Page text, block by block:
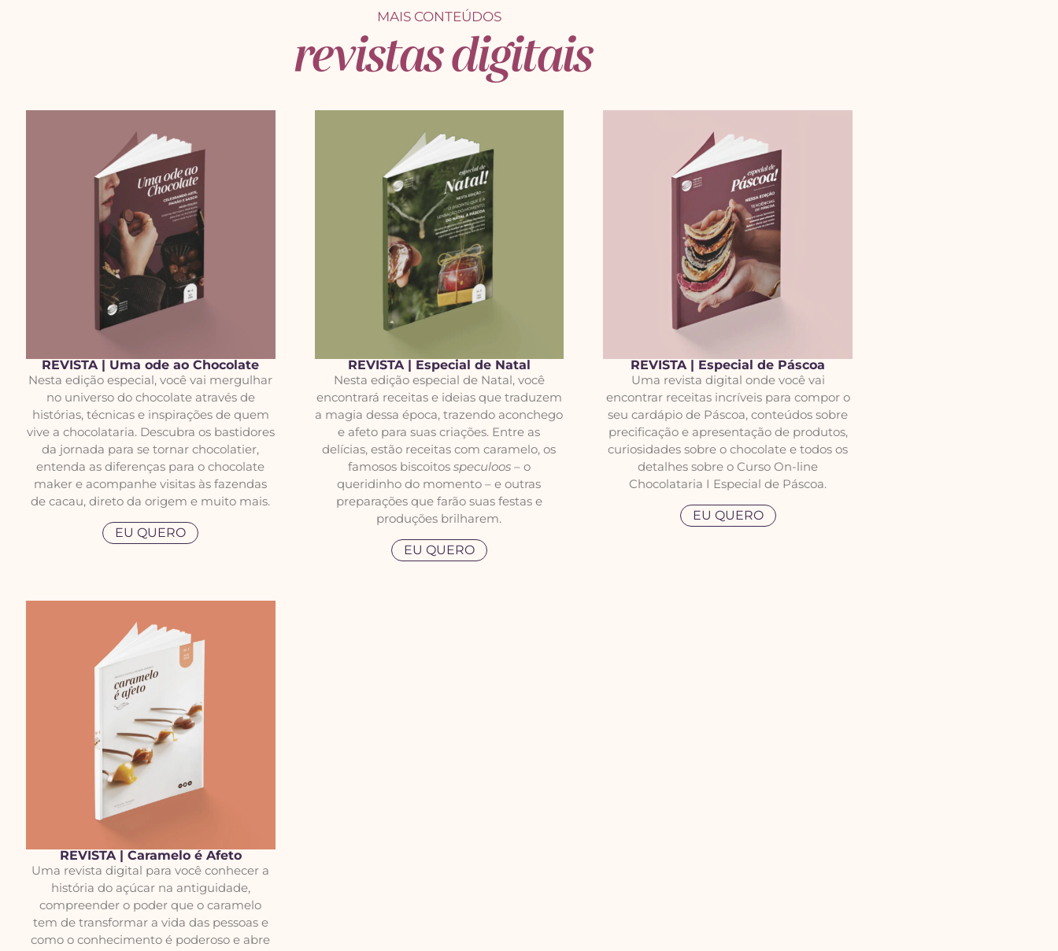
MAIS CONTEÚDOS
revistas digitais
REVISTA | Uma ode ao Chocolate
Nesta edição especial, você vai mergulhar
no universo do chocolate através de
histórias, técnicas e inspirações de quem
vive a chocolataria. Descubra os bastidores
da jornada para se tornar chocolatier,
entenda as diferenças para o chocolate
maker e acompanhe visitas às fazendas
de cacau, direto da origem e muito mais.
EU QUERO
REVISTA | Especial de Natal
Nesta edição especial de Natal, você
encontrará receitas e ideias que traduzem
a magia dessa época, trazendo aconchego
e afeto para suas criações. Entre as
delícias, estão receitas com caramelo, os
famosos biscoitos speculoos– o
queridinho do momento – e outras
preparações que farão suas festas e
produções brilharem.
EU QUERO
REVISTA | Especial de Páscoa
Uma revista digital onde você vai
encontrar receitas incríveis para compor o
seu cardápio de Páscoa, conteúdos sobre
precificação e apresentação de produtos,
curiosidades sobre o chocolate e todos os
detalhes sobre o Curso On-line
Chocolataria I Especial de Páscoa.
EU QUERO
REVISTA | Caramelo é Afeto
Uma revista digital para você conhecer a
história do açúcar na antiguidade,
compreender o poder que o caramelo
tem de transformar a vida das pessoas e
como o conhecimento é poderoso e abre